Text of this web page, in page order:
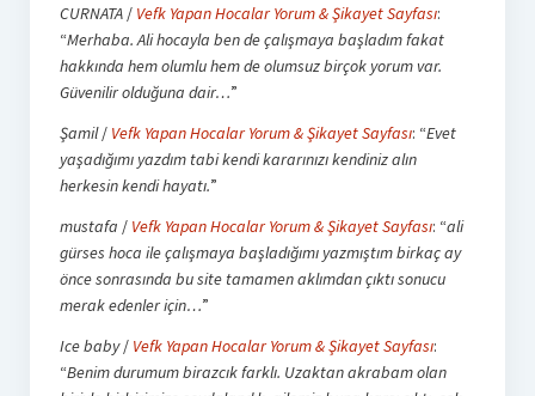
CURNATA/ Vefk Yapan Hocalar Yorum & Şikayet Sayfası:
“Merhaba. Ali hocayla ben de çalışmaya başladım fakat
hakkında hem olumlu hem de olumsuz birçok yorum var.
Güvenilir olduğuna dair…”
Şamil/ Vefk Yapan Hocalar Yorum & Şikayet Sayfası: “Evet
yaşadığımı yazdım tabi kendi kararınızı kendiniz alın
herkesin kendi hayatı.”
mustafa / Vefk Yapan Hocalar Yorum & Şikayet Sayfası: “ali
gürses hoca ile çalışmaya başladığımı yazmıştım birkaç ay
önce sonrasında bu site tamamen aklımdan çıktı sonucu
merak edenler için…”
Ice baby/ Vefk Yapan Hocalar Yorum & Şikayet Sayfası:
“Benim durumum birazcık farklı. Uzaktan akrabam olan